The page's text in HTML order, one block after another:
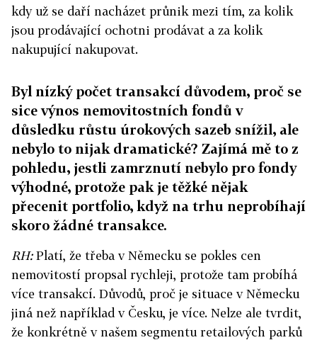
kdy už se daří nacházet průnik mezi tím, za kolik
jsou prodávající ochotni prodávat a za kolik
nakupující nakupovat.
Byl nízký počet transakcí důvodem, proč se
sice výnos nemovitostních fondů v
důsledku růstu úrokových sazeb snížil, ale
nebylo to nijak dramatické? Zajímá mě to z
pohledu, jestli zamrznutí nebylo pro fondy
výhodné, protože pak je těžké nějak
přecenit portfolio, když na trhu neprobíhají
skoro žádné transakce.
RH:Platí, že třeba v Německu se pokles cen
nemovitostí propsal rychleji, protože tam probíhá
více transakcí. Důvodů, proč je situace v Německu
jiná než například v Česku, je více. Nelze ale tvrdit,
že konkrétně v našem segmentu retailových parků